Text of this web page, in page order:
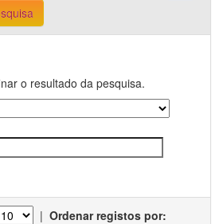
o resultado da pesquisa.
| Ordenar registos por: